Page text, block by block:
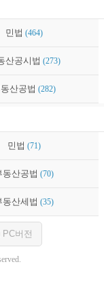
민법 (464)
산공시법 (273)
동산공법(282)
민법 (71)
동산공법(70)
동산세법(35)
PC버전